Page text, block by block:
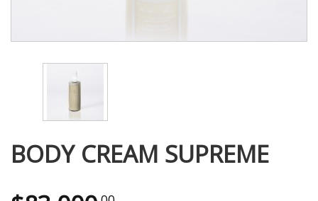
BODY CREAM SUPREME